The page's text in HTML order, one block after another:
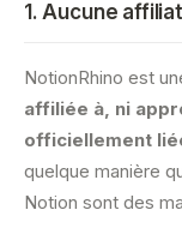
1. Aucune
NotionRhino est
affiliée à, ni
officiellement
quelque manière
Notion sont des